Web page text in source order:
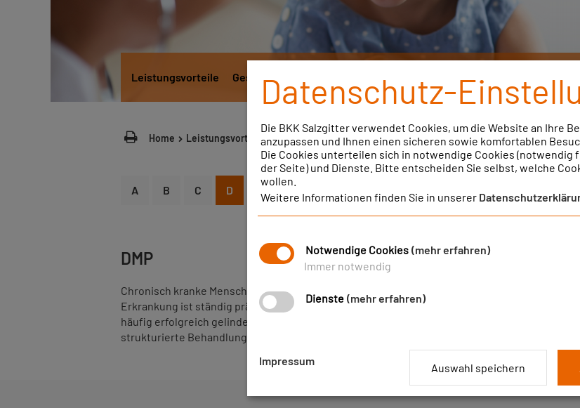
Leistungsvorteile Gesundheitsangebote & Bonus BKK MedPlus Services
Home Leistungsvorteile Starke Leistungen von A-Z D DMP
A B C D E F
DMP
Chronisch kranke Menschen sind im Alltag oft vielen Belastungen ausgesetzt. Ob
Erkrankung ist ständig präsent. Durch eine optimale medizinische Versorgung können
häufig erfolgreich gelindert oder gar vermieden werden. Daher bietet die BKK unter dem
strukturierte Behandlungsprogramme an.
Datenschutz-
Die BKK Salzgitter verwendet Cookies, um die Website an Ihre
anzupassen und Ihnen einen sicheren sowie komfortablen
Die Cookies unterteilen sich in notwendige Cookies (notwendig
der Seite) und Dienste. Bitte entscheiden Sie selbst, welche
wollen.
Weitere Informationen finden Sie in unserer
Notwendige Cookies (mehr erfahren)
Immer notwendig
Dienste (mehr erfahren)
Auswahl speichern
Impressum